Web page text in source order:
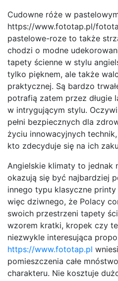
Cudowne róże w
https://www.fototap.pl/
pastelowe-roze to także
chodzi o modne
tapety ścienne w stylu
tylko pięknem, ale także
praktycznej. Są bardzo
potrafią zatem przez długie
w intrygującym stylu.
pełni bezpiecznych dla
życiu innowacyjnych
kto zdecyduje się na ich
Angielskie klimaty to
okazują się być najbardziej
innego typu klasyczne
więc dziwnego, że Polacy
swoich przestrzeni tapety
wzorem kratki, kropek czy
niezwykle interesująca
https://www.fototap.pl
pomieszczenia całe
charakteru. Nie kosztuje